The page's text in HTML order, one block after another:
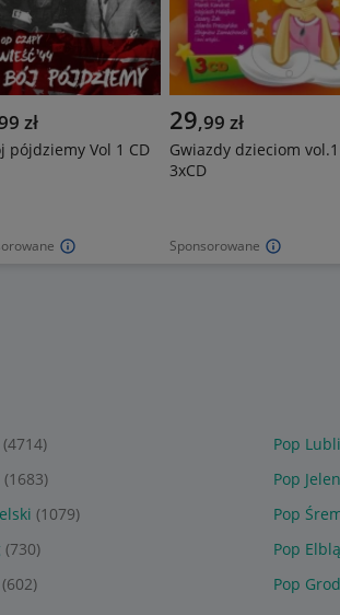
zł
pójdziemy Vol 1 CD
Sponsorowane
29,99 zł
Gwiazdy dzieciom vol.1
3xCD
(4714) Pop
(1683) Pop
(1079) Pop
(730) Pop
(602) Pop